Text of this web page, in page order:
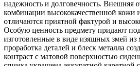
надежность и долговечность. Внешняя
комбинации высококачественной кожи
отличаются приятной фактурой и
Особую ценность предмету придают
изготовленные в виде изящных змей из
проработка деталей и блеск металла
контраст с матовой поверхностью